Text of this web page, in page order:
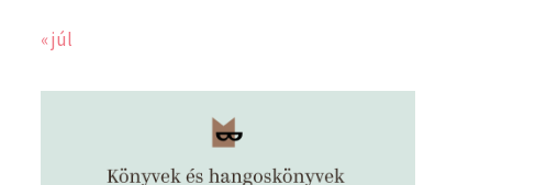
« júl